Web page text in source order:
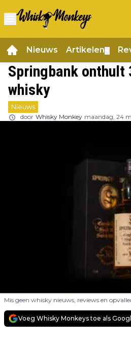
Nieuws Artikelen
Springbank onthult
whisky
Nieuws
door Whisky Monkey maandag, 24
Mis geen whisky nieuws, reviews en
Voeg Whisky Monkeys toe als